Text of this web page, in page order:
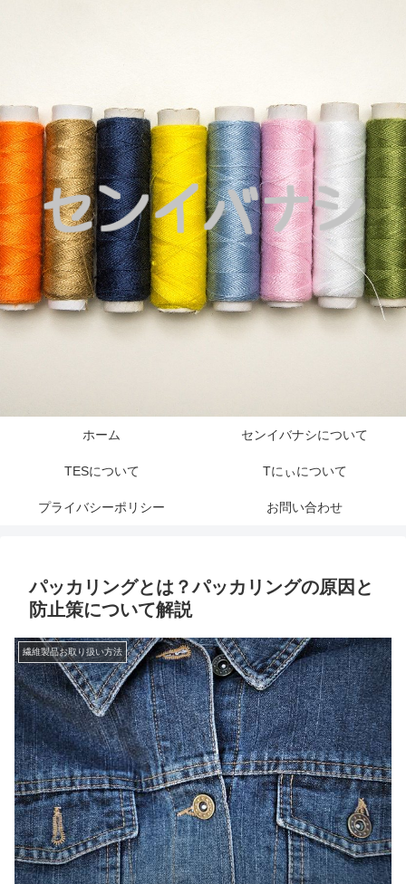
ホーム センイバナシについて
TESについて Tにぃについて
プライバシーポリシー お問い合わせ
パッカリングとは？パッカリングの原因と
防止策について解説
繊維製品お取り扱い方法